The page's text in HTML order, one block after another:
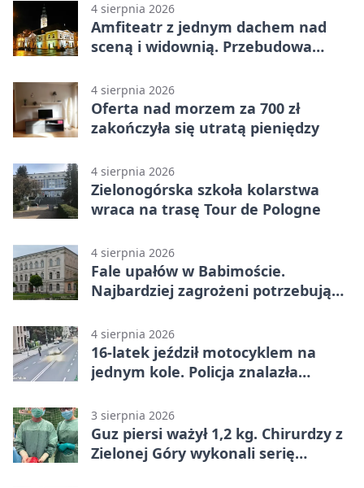
4 sierpnia 2026
Amfiteatr z jednym dachem nad
sceną i widownią. Przebudowa
4 sierpnia 2026
Oferta nad morzem za 700 zł
zakończyła się utratą pieniędzy
4 sierpnia 2026
Zielonogórska szkoła kolarstwa
wraca na trasę Tour de Pologne
4 sierpnia 2026
Fale upałów w Babimoście.
Najbardziej zagrożeni potrzebują
4 sierpnia 2026
16-latek jeździł motocyklem na
jednym kole. Policja znalazła
3 sierpnia 2026
Guz piersi ważył 1,2 kg. Chirurdzy z
Zielonej Góry wykonali serię